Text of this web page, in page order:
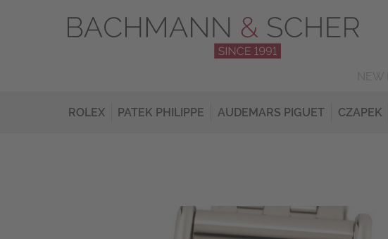
ROLEX PATEK PHILIPPE AUDEMARS PIGUET CZAPEK